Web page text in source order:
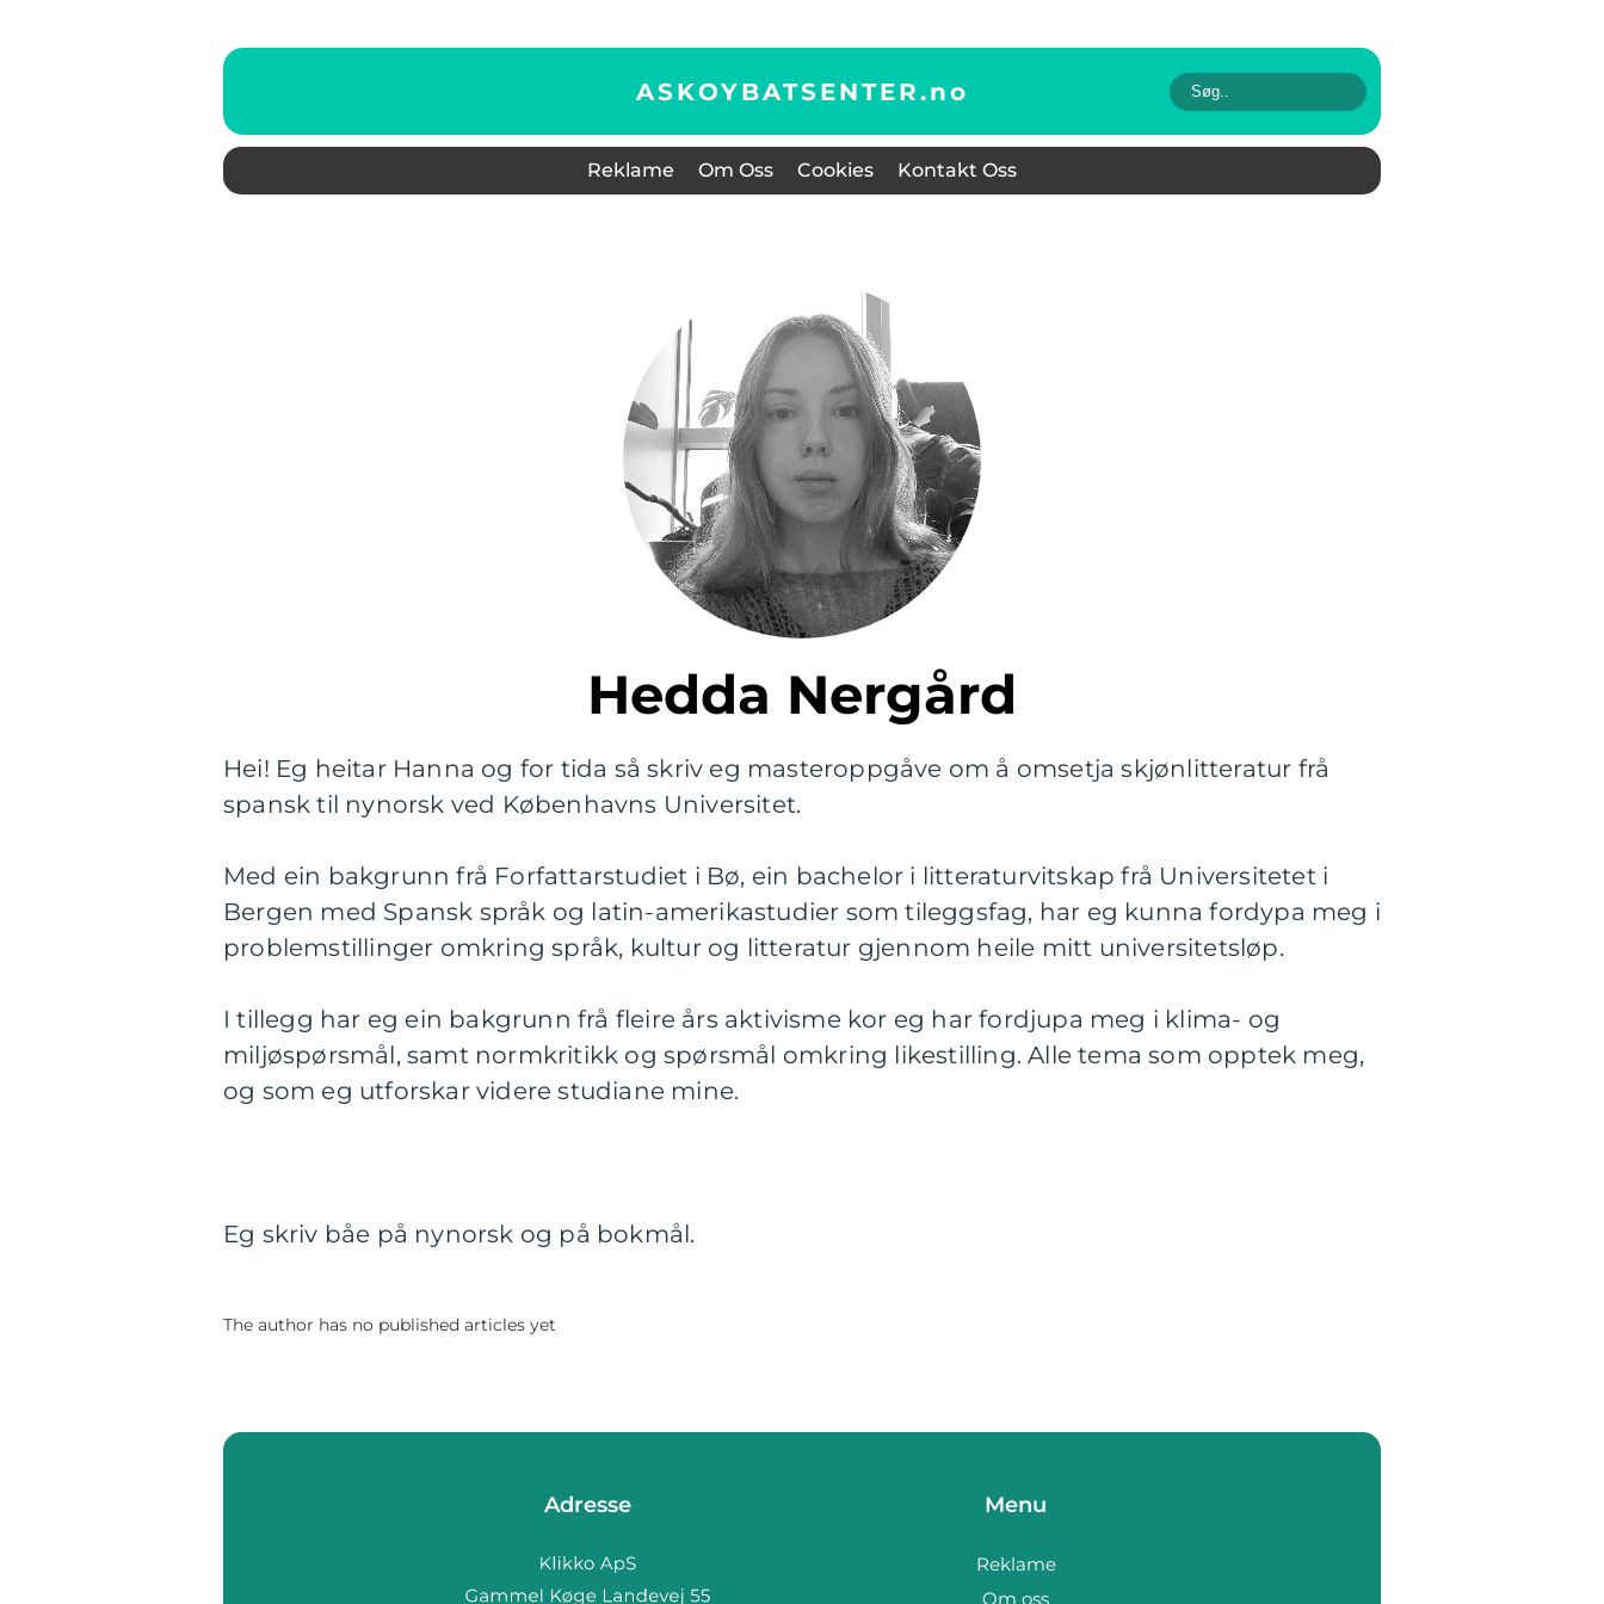
ASKOYBATSENTER.no
Reklame Om Oss Cookies Kontakt Oss
Hedda Nergård
Hei! Eg heitar Hanna og for tida så skriv eg masteroppgåve om å omsetja skjønlitteratur frå
spansk til nynorsk ved Københavns Universitet.
Med ein bakgrunn frå Forfattarstudiet i Bø, ein bachelor i litteraturvitskap frå Universitetet i
Bergen med Spansk språk og latin-amerikastudier som tileggsfag, har eg kunna fordypa meg i
problemstillinger omkring språk, kultur og litteratur gjennom heile mitt universitetsløp.
I tillegg har eg ein bakgrunn frå fleire års aktivisme kor eg har fordjupa meg i klima- og
miljøspørsmål, samt normkritikk og spørsmål omkring likestilling. Alle tema som opptek meg,
og som eg utforskar videre studiane mine.
Eg skriv båe på nynorsk og på bokmål.
The author has no published articles yet
Adresse Menu
Reklame
Om oss